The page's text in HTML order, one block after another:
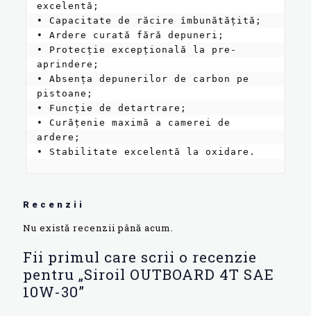
excelentă;
• Capacitate de răcire îmbunătățită;
• Ardere curată fără depuneri;
• Protecție excepțională la pre-
aprindere;
• Absența depunerilor de carbon pe
pistoane;
• Funcție de detartrare;
• Curățenie maximă a camerei de
ardere;
• Stabilitate excelentă la oxidare.
Recenzii
Nu există recenzii până acum.
Fii primul care scrii o recenzie
pentru „Siroil OUTBOARD 4T SAE
10W-30”